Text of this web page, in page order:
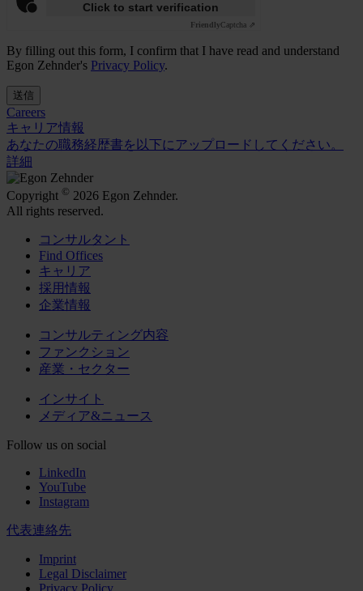
Click to start verification
FriendlyCaptcha ⇗
By filling out this form, I confirm that I have read and understand
Egon Zehnder's Privacy Policy.
送信
Careers
キャリア情報
あなたの職務経歴書を以下にアップロードしてください。
詳細
Copyright © 2026 Egon Zehnder.
All rights reserved.
コンサルタント
Find Offices
キャリア
採用情報
企業情報
コンサルティング内容
ファンクション
産業・セクター
インサイト
メディア&ニュース
Follow us on social
LinkedIn
YouTube
Instagram
代表連絡先
Imprint
Legal Disclaimer
Privacy Policy